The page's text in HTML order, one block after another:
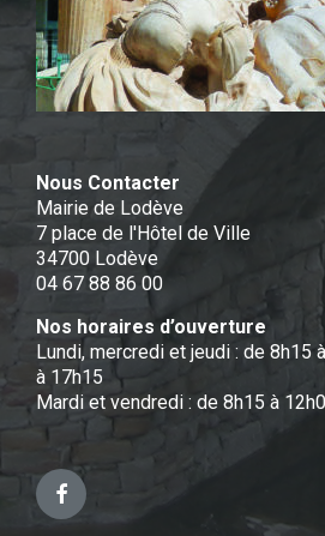
Nous Contacter
Mairie de Lodève
7 place de l'Hôtel de Ville
34700 Lodève
04 67 88 86 00
Nos horaires d’ouverture
Lundi, mercredi et jeudi : de 8h15
à 17h15
Mardi et vendredi : de 8h15 à
Facebook